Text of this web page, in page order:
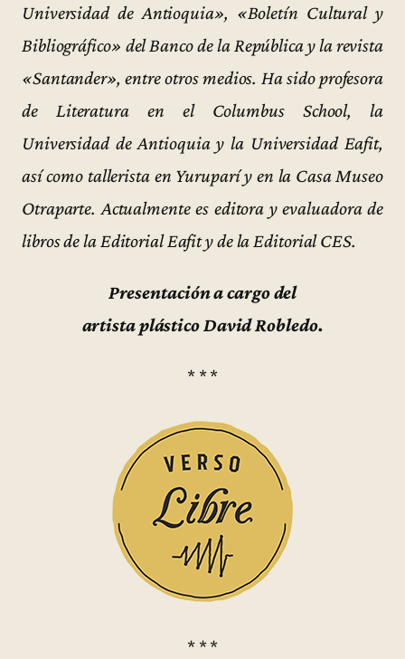
Universidad de Antioquia», «Boletín Cultural y
Bibliográfico» del Banco de la República y la revista
«Santander», entre otros medios. Ha sido profesora
de Literatura en el Columbus School, la
Universidad de Antioquia y la Universidad Eafit,
así como tallerista en Yuruparí y en la Casa Museo
Otraparte. Actualmente es editora y evaluadora de
libros de la Editorial Eafit y de la Editorial CES.
Presentación a cargo del
artista plástico David Robledo.
* * *
* * *